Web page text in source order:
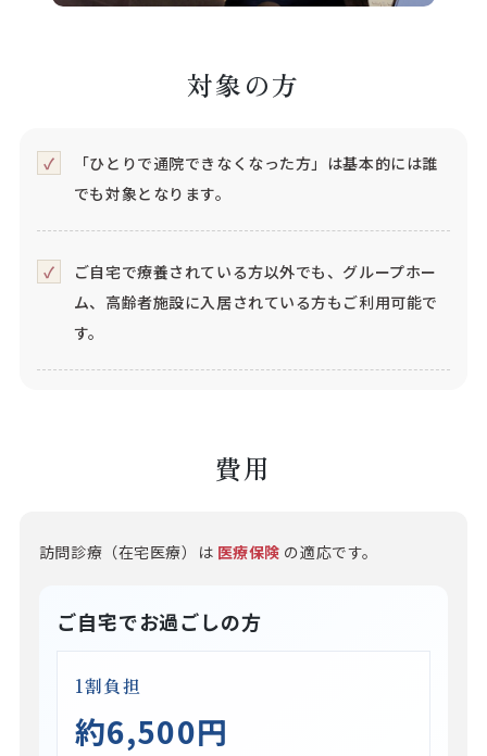
対象の方
「ひとりで通院できなくなった方」は基本的には誰
でも対象となります。
ご自宅で療養されている方以外でも、グループホー
ム、高齢者施設に入居されている方もご利用可能で
す。
費用
訪問診療（在宅医療）は 医療保険 の適応です。
ご自宅でお過ごしの方
1割負担
約6,500円